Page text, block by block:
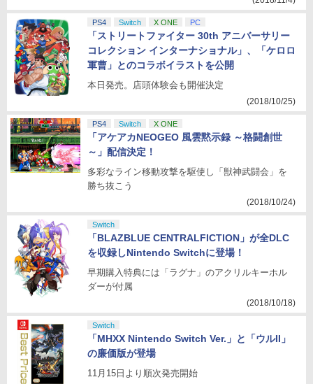
PS4 Switch X ONE PC
「ストリートファイター 30th アニバーサリー
コレクション インターナショナル」、「ケロロ
軍曹」とのコラボイラストを公開
本日発売。店頭体験会も開催決定
(2018/10/25)
PS4 Switch X ONE
「アケアカNEOGEO 風雲黙示録 ～格闘創世
～」配信決定！
多彩なライン移動攻撃を駆使し「獣神武闘会」を
勝ち抜こう
(2018/10/24)
Switch
「BLAZBLUE CENTRALFICTION」が全DLC
を収録しNintendo Switchに登場！
早期購入特典には「ラグナ」のアクリルキーホル
ダーが付属
(2018/10/18)
Switch
「MHXX Nintendo Switch Ver.」と「ウルII」
の廉価版が登場
11月15日より順次発売開始